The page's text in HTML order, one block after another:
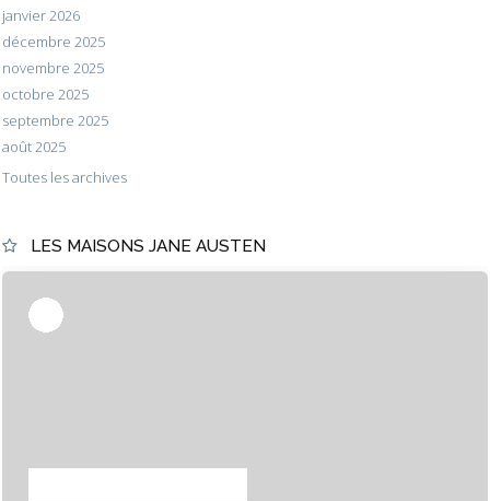
janvier 2026
décembre 2025
novembre 2025
octobre 2025
septembre 2025
août 2025
Toutes les archives
LES MAISONS JANE AUSTEN